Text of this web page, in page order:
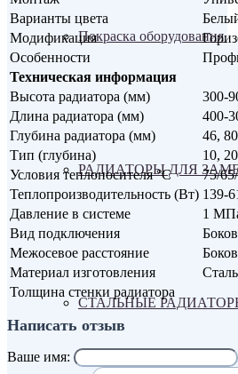
Покраска оборудования
РАДИАТОРЫ ДЛЯ
СТАЛЬНЫЕ
Варианты цвета
Модификация
Особенности
Техническая информация
Высота радиатора (мм)
300-
Длина радиатора (мм)
400-
Глубина радиатора (мм)
46,
Тип (глубина)
10,
Условия теплоносителя °С
75/
Теплопроизводительность (Вт) 139-
Давление в системе
1
Вид подключения
Межосевое расстояние
Материал изготовления
Сталь
Толщина стенки радиатора
Написать отзыв
Ваше имя: